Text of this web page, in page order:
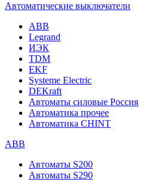
Автоматические выключатели
ABB
Legrand
ИЭК
TDM
EKF
Systeme Electric
DEKraft
Автоматы силовые Россия
Автоматика прочее
Автоматика CHINT
ABB
Автоматы S200
Автоматы S290